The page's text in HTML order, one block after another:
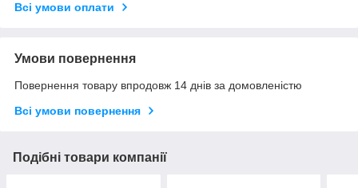
Всі умови оплати
Умови повернення
Повернення товару впродовж 14 днів за домовленістю
Всі умови повернення
Подібні товари компанії